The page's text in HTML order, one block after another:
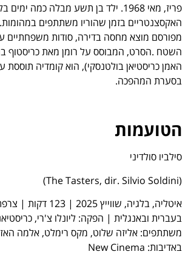
פריז, מאי 1968. ילד בן תשע מבלה כמה
האקסצנטריים בזמן שהוריו משתתפים
מפורסם מוצא מחסה בדירה, סודות משפחתיים
השטח .הסרט, המבוסס על רומן מאת כריסטוף
האמן כריסטיאן בולטנסקי), הוא קומדיה
בסערת המהפכה.
הטועמות
סילביו סולדיני
(The Tasters, dir. Silvio Soldini)
איטליה, בלגיה, שווייץ
בעברית ובאנגלית | הפקה: ליונלו צ'רי,
משתתפים: אליזה שלוט, מקס רימלט, אלמה
באדיבות: New Cinema